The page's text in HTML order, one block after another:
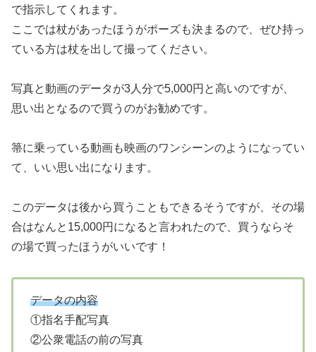
で指示してくれます。
ここでは杖があったほうがポーズも決まるので、ぜひ持っ
ている方は杖を出して撮ってください。
写真と動画のデータが3人分で5,000円と高いのですが、
思い出となるので買うのがお勧めです。
箒に乗っている動画も映画のワンシーンのようになってい
て、いい思い出になります。
このデータは後から買うこともできるそうですが、その場
合はなんと15,000円になると言われたので、買うならそ
の場で買ったほうがいいです！
データの内容
①指名手配写真
②公衆電話の前の写真